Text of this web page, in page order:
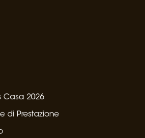
Casa 2026
di Prestazione